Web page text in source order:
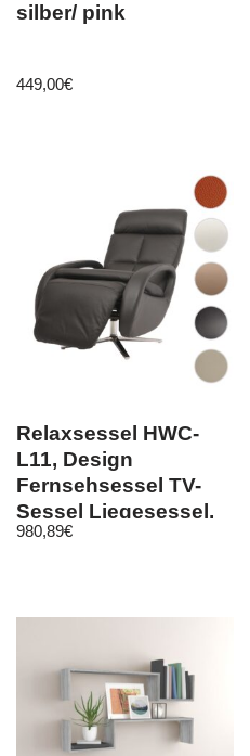
silber/ pink
449,00€
Relaxsessel HWC-
L11, Design
Fernsehsessel TV-
Sessel Liegesessel,
Liegefunktion
980,89€